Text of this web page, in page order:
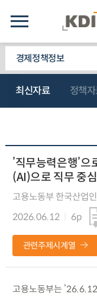
경제정책정보
최신자료 정책
’직무능력은행’
(AI)으로 직무 중
고용노동부 한국산업
2026.06.12
6p
관련주제시계열
고용노동부는